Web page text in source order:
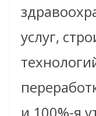
услуг,
и 100%-я